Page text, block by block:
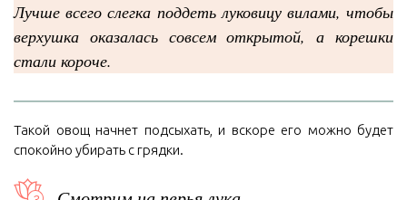
Лучше всего слегка поддеть луковицу вилами, чтобы
верхушка оказалась совсем открытой, а корешки
стали короче.
Такой овощ начнет подсыхать, и вскоре его можно будет
спокойно убирать с грядки.